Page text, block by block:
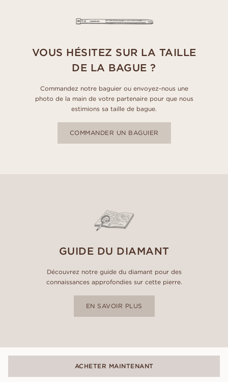
VOUS HÉSITEZ SUR LA TAILLE
DE LA BAGUE ?
Commandez notre baguier ou envoyez-nous une
photo de la main de votre partenaire pour que nous
estimions sa taille de bague.
COMMANDER UN BAGUIER
GUIDE DU DIAMANT
Découvrez notre guide du diamant pour des
connaissances approfondies sur cette pierre.
EN SAVOIR PLUS
ACHETER MAINTENANT